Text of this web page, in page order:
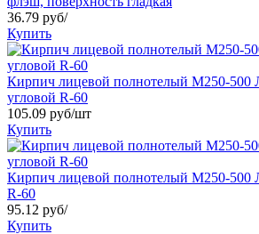
36.79 руб/
Купить
Кирпич лицевой полнотелый М250-500
угловой R-60
105.09 руб/шт
Купить
Кирпич лицевой полнотелый М250-500
R-60
95.12 руб/
Купить